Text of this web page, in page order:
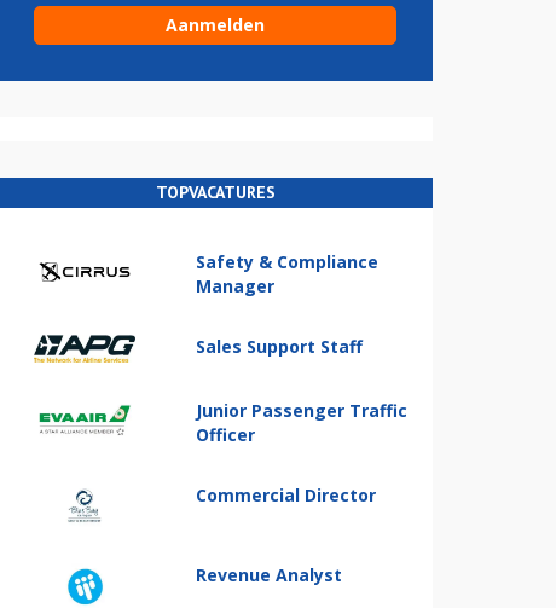
TOPVACATURES
Safety & Compliance
Manager
Sales Support Staff
Junior Passenger Traffic
Officer
Commercial Director
Revenue Analyst